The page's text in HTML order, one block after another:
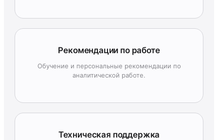
Рекомендации по работе
Обучение и персональные рекомендации по
аналитической работе.
Техническая поддержка